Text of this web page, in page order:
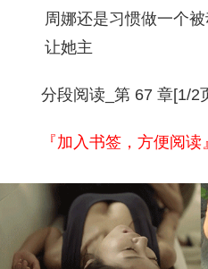
周娜还是习惯做一个被
让她主
分段阅读_第 67 章[1/2
『加入书签，方便阅读』